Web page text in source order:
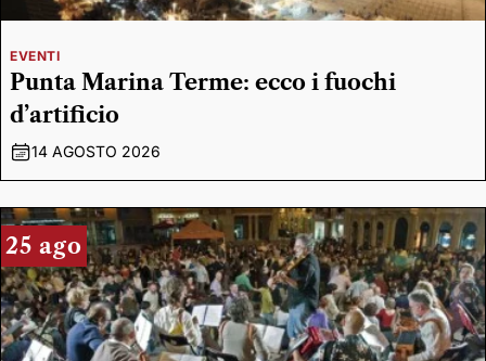
EVENTI
Punta Marina Terme: ecco i fuochi
d’artificio
14 AGOSTO 2026
25 ago